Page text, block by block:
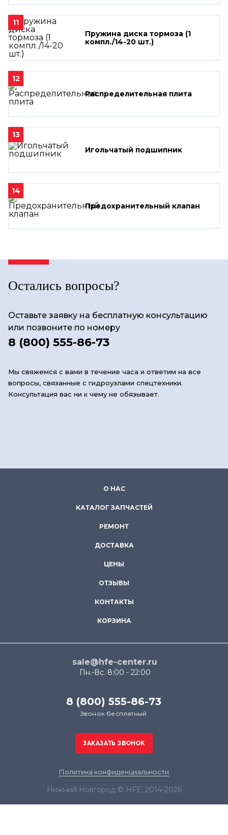
11
Пружина диска тормоза (1
компл./14-20 шт.)
12
Распределительная плита
13
Игольчатый подшипник
14
Предохранительный клапан
Остались вопросы?
Оставьте заявку на бесплатную консультацию
или позвоните по номеру
8 (800) 555-86-73
Мы свяжемся с вами в течение часа и ответим на все
вопросы, связанные с гидроузлами спецтехники.
Консультация вас ни к чему не обязывает.
О НАС
КАТАЛОГ ЗАПЧАСТЕЙ
РЕМОНТ
ДОСТАВКА
ЦЕНЫ
ОТЗЫВЫ
КОНТАКТЫ
КОРЗИНА
sale@hfe-center.ru
Пн.-Вс. 8:00 - 22:00
8 (800) 555-86-73
Звонок бесплатный
Политика конфиденциальности
Нижний Новгород © HFE, 2014-2026